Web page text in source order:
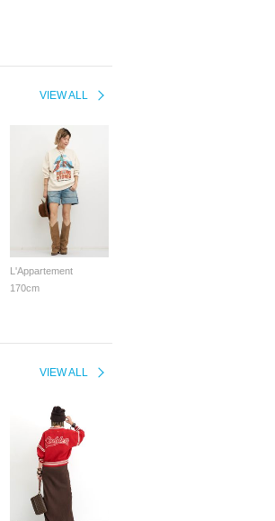
VIEW ALL
L'Appartement
170cm
VIEW ALL